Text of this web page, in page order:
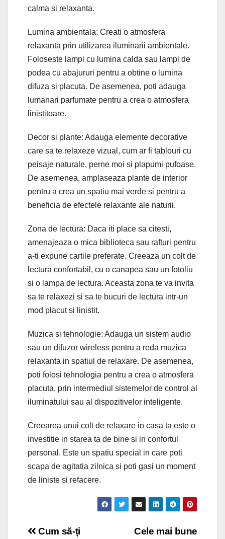
calma si relaxanta.
Lumina ambientala: Creati o atmosfera
relaxanta prin utilizarea iluminarii ambientale.
Foloseste lampi cu lumina calda sau lampi de
podea cu abajururi pentru a obtine o lumina
difuza si placuta. De asemenea, poti adauga
lumanari parfumate pentru a crea o atmosfera
linistitoare.
Decor si plante: Adauga elemente decorative
care sa te relaxeze vizual, cum ar fi tablouri cu
peisaje naturale, perne moi si plapumi pufoase.
De asemenea, amplaseaza plante de interior
pentru a crea un spatiu mai verde si pentru a
beneficia de efectele relaxante ale naturii.
Zona de lectura: Daca iti place sa citesti,
amenajeaza o mica biblioteca sau rafturi pentru
a-ti expune cartile preferate. Creeaza un colt de
lectura confortabil, cu o canapea sau un fotoliu
si o lampa de lectura. Aceasta zona te va invita
sa te relaxezi si sa te bucuri de lectura intr-un
mod placut si linistit.
Muzica si tehnologie: Adauga un sistem audio
sau un difuzor wireless pentru a reda muzica
relaxanta in spatiul de relaxare. De asemenea,
poti folosi tehnologia pentru a crea o atmosfera
placuta, prin intermediul sistemelor de control al
iluminatului sau al dispozitivelor inteligente.
Creearea unui colt de relaxare in casa ta este o
investitie in starea ta de bine si in confortul
personal. Este un spatiu special in care poti
scapa de agitatia zilnica si poti gasi un moment
de liniste si refacere.
Post Cele mai bune
Cum să-ți